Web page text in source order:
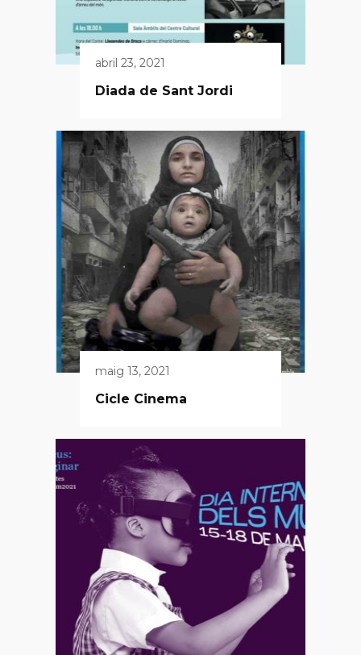
abril 23, 2021
Diada de Sant Jordi
maig 13, 2021
Cicle Cinema